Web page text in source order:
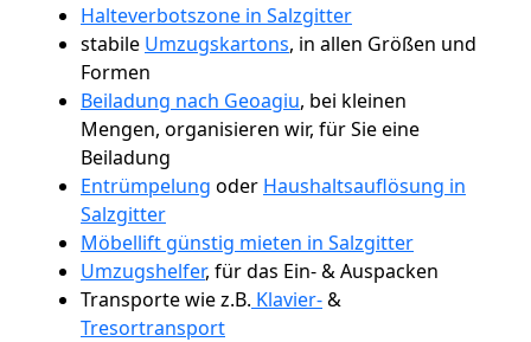
Halteverbotszone in Salzgitter
stabile Umzugskartons, in allen Größen und
Formen
Beiladung nach Geoagiu, bei kleinen
Mengen, organisieren wir, für Sie eine
Beiladung
Entrümpelung oder Haushaltsauflösung in
Salzgitter
Möbellift günstig mieten in Salzgitter
Umzugshelfer, für das Ein- & Auspacken
Transporte wie z.B. Klavier-&
Tresortransport